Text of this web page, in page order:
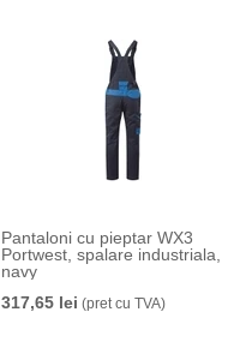
Pantaloni cu pieptar WX3
Portwest, spalare industriala,
navy
317,65 lei (pret cu TVA)